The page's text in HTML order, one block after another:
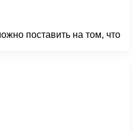
поставить на том, что